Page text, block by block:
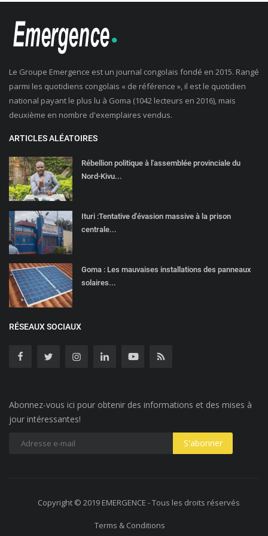
Le Groupe Emergence est un journal congolais fondé en 2015. Rangé
parmi les quotidiens congolais « de référence », il est le quotidien
national payant le plus lu à Goma (1042 lecteurs en 2016), mais
deuxième en nombre d'exemplaires vendus.
ARTICLES ALÉATOIRES
Rébellion politique à l'assemblée provinciale du
Nord-Kivu...
Ituri :Tentative d'évasion massive à la prison
centrale...
Goma : Les mauvaises installations des panneaux
solaires...
RÉSEAUX SOCIAUX
Abonnez-vous ici pour obtenir des informations et des mises à
jour intéressantes!
Copyright © 2019 EMERGENCE - Tous les droits réservés
Terms & Conditions